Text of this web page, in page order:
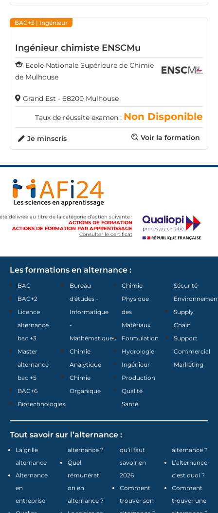
BAC+5 | Ingénieur
Ingénieur chimiste ENSCMu
Ecole Nationale Supérieure de Chimie
de Mulhouse
Grand Est - 68200 Mulhouse
Taux de réussite examen : Non Disponible
Voir la formation
Je minscris
délivrée au titre de la catégorie d’action suivante :
ACTIONS DE FORMATION
ACTIONS DE FORMATION PAR APPRENTISSAGE
Consulter le certificat
Les formations en alternance :
BAC
BAC+2
Licence
alternance
bac +3
Master
alternance
bac +5
BAC+6
Biotechnologies
Bureau
d'études -
Informatique
-
Mathématiques
Chimie
Analytique
Chimie
Organique
Chimie
Physique
des
Matériaux
Formulation
Hydrologie
Ingénieur
Production
Qualité
Santé
Sécurité
Supply
Chain
Support
Commercial
Marketing
Tout savoir sur l’alternance :
La grille
alternance
Alternance
en
entreprise
alternance ?
Quel
rémunérati
on en
alternance ?
qu’il faut
savoir en
2026
Comment
trouver son
alternance ?
L’alternance
c’est quoi ?
Comment
trouver une